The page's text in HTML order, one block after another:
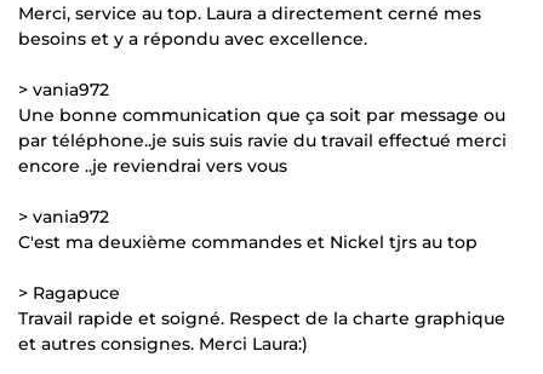
Merci, service au top. Laura a directement cerné mes
besoins et y a répondu avec excellence.
> vania972
Une bonne communication que ça soit par message ou
par téléphone..je suis suis ravie du travail effectué merci
encore ..je reviendrai vers vous
> vania972
C'est ma deuxième commandes et Nickel tjrs au top
> Ragapuce
Travail rapide et soigné. Respect de la charte graphique
et autres consignes. Merci Laura:)